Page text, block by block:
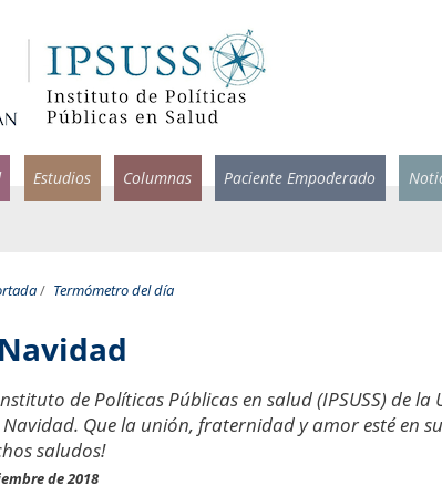
Estudios Columnas Paciente Empoderado
/ Termómetro del día
de Políticas Públicas en salud (IPSUSS) de la
Que la unión, fraternidad y amor esté en
saludos!
de 2018
Infectólogo y profesor asistente de
Pandemias del mañana
Usamos la palabra pandemia cuando
una enfermedad contagiosa se